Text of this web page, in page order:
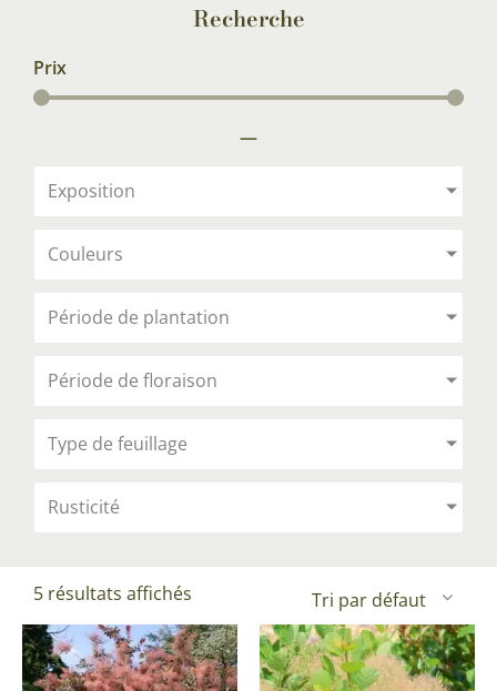
Recherche
Prix
—
Exposition
Couleurs
Période de plantation
Période de floraison
Type de feuillage
Rusticité
5 résultats affichés
Ce
produit
Ce